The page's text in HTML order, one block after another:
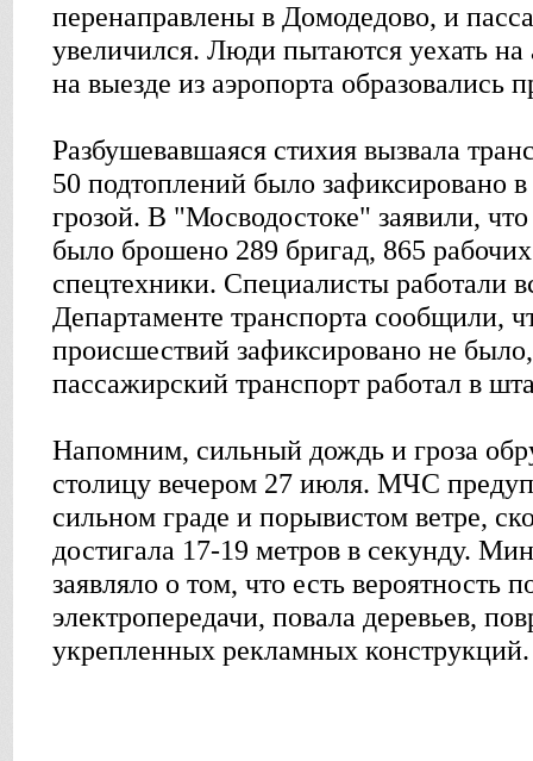
перенаправлены в Домодедово, и
увеличился. Люди пытаются уехать на
на выезде из аэропорта образовались
Разбушевавшаяся стихия вызвала
50 подтоплений было зафиксировано
грозой. В "Мосводостоке" заявили,
было брошено 289 бригад, 865
спецтехники. Специалисты работали
Департаменте транспорта сообщили,
происшествий зафиксировано не
пассажирский транспорт работал в
Напомним, сильный дождь и гроза
столицу вечером 27 июля. МЧС
сильном граде и порывистом ветре,
достигала 17-19 метров в секунду.
заявляло о том, что есть вероятность
электропередачи, повала деревьев,
укрепленных рекламных конструкций.